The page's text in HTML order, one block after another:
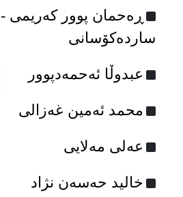
ڕەحمان پوور کەریمی -
ساردەکۆسانی
عبدوڵا ئه‌حمه‌دپوور
محمد ئه‌مین غه‌زالی
عه‌لی مه‌لایی
خالید حەسەن نژاد